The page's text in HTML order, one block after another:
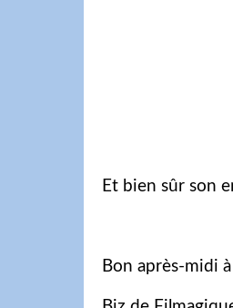
Et bien sûr son
Bon après-midi